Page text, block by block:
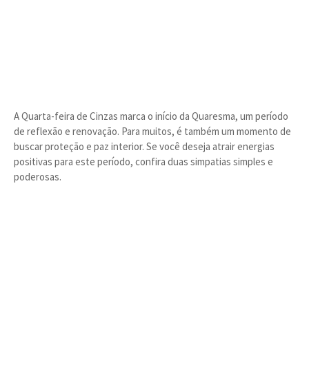
A Quarta-feira de Cinzas marca o início da Quaresma, um período
de reflexão e renovação. Para muitos, é também um momento de
buscar proteção e paz interior. Se você deseja atrair energias
positivas para este período, confira duas simpatias simples e
poderosas.